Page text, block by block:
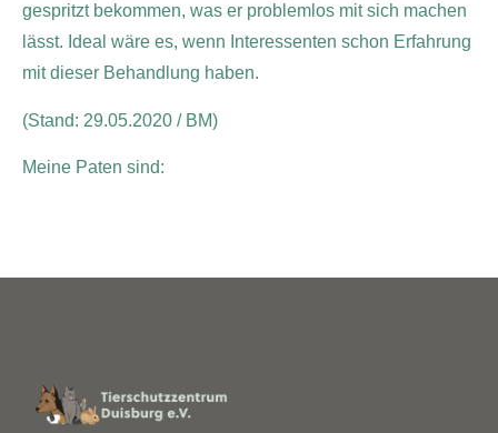
gespritzt bekommen, was er problemlos mit sich machen
lässt. Ideal wäre es, wenn Interessenten schon Erfahrung
mit dieser Behandlung haben.
(Stand: 29.05.2020 / BM)
Meine Paten sind: